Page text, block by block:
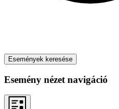
Események keresése
Esemény nézet navigáció